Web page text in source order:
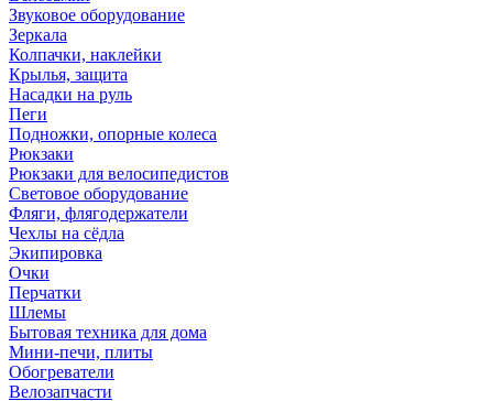
Звуковое оборудование
Зеркала
Колпачки, наклейки
Крылья, защита
Насадки на руль
Пеги
Подножки, опорные колеса
Рюкзаки
Рюкзаки для велосипедистов
Световое оборудование
Фляги, флягодержатели
Чехлы на сёдла
Экипировка
Очки
Перчатки
Шлемы
Бытовая техника для дома
Мини-печи, плиты
Обогреватели
Велозапчасти